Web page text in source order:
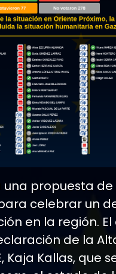
propuesta de
para celebrar un
en la región.
de la
Kaja Kallas, que